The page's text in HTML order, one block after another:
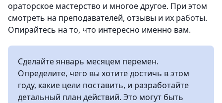
ораторское мастерство и многое другое. При этом
смотреть на преподавателей, отзывы и их работы.
Опирайтесь на то, что интересно именно вам.
Сделайте январь месяцем перемен.
Определите, чего вы хотите достичь в этом
году, какие цели поставить, и разработайте
детальный план действий. Это могут быть